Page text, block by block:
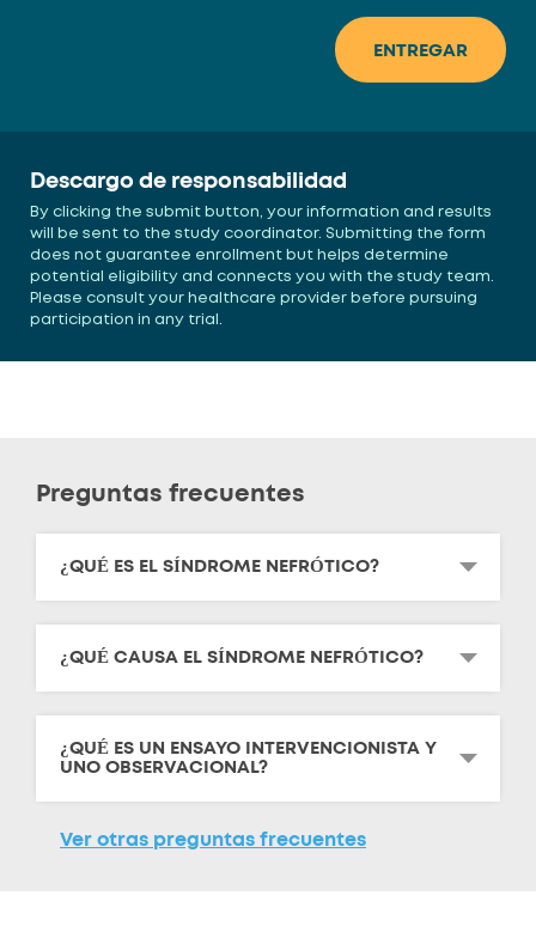
Descargo de responsabilidad
By clicking the submit button, your information and results
will be sent to the study coordinator. Submitting the form
does not guarantee enrollment but helps determine
potential eligibility and connects you with the study team.
Please consult your healthcare provider before pursuing
participation in any trial.
Preguntas frecuentes
¿QUÉ ES EL SÍNDROME NEFRÓTICO?
¿QUÉ CAUSA EL SÍNDROME NEFRÓTICO?
¿QUÉ ES UN ENSAYO INTERVENCIONISTA Y
UNO OBSERVACIONAL?
Ver otras preguntas frecuentes